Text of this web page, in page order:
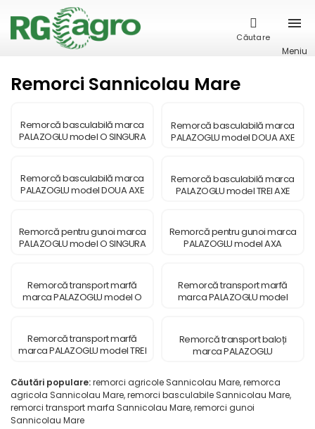
Căutare
Meniu
Remorci Sannicolau Mare
Remorcă basculabilă marca
PALAZOGLU model O SINGURA
Remorcă basculabilă marca
PALAZOGLU model DOUA AXE
Remorcă basculabilă marca
PALAZOGLU model DOUA AXE
Remorcă basculabilă marca
PALAZOGLU model TREI AXE
Remorcă pentru gunoi marca
PALAZOGLU model O SINGURA
Remorcă pentru gunoi marca
PALAZOGLU model AXA
Remorcă transport marfă
marca PALAZOGLU model O
Remorcă transport marfă
marca PALAZOGLU model
Remorcă transport marfă
marca PALAZOGLU model TREI
Remorcă transport baloți
marca PALAZOGLU
Căutări populare:remorci agricole Sannicolau Mare, remorca
agricola Sannicolau Mare, remorci basculabile Sannicolau Mare,
remorci transport marfa Sannicolau Mare, remorci gunoi
Sannicolau Mare